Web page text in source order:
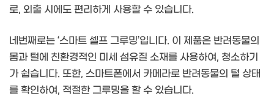
로, 외출 시에도 편리하게 사용할 수 있습니다.
네번째로는 ‘스마트 셀프 그루밍’입니다. 이 제품은 반려동물의
몸과 털에 친환경적인 미세 섬유질 소재를 사용하여, 청소하기
가 쉽습니다. 또한, 스마트폰에서 카메라로 반려동물의 털 상태
를 확인하여, 적절한 그루밍을 할 수 있습니다.